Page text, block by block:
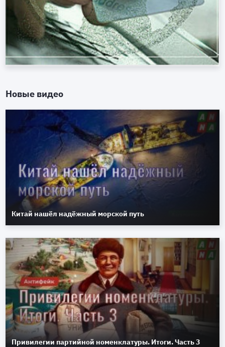
Новые видео
Китай нашёл надёжный морской путь
Привилегии партийной номенклатуры. Итоги. Часть 3